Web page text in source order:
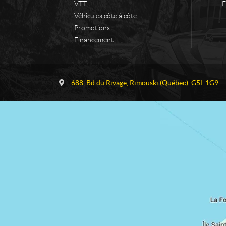
VTT
Véhicules côte à côte
Promotions
Financement
t
e
688, Bd du Rivage Rimouski (Québec) G5L 1G9